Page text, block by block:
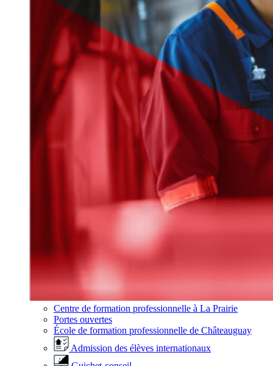
Centre de formation professionnelle à La Prairie
Portes ouvertes
École de formation professionnelle de Châteauguay
Admission des élèves internationaux